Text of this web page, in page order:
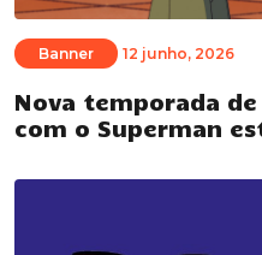
Banner 12 junho, 2026
Nova temporada
com o Superman